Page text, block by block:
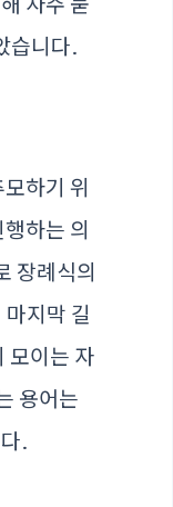
습니다.
하기 위
하는 의
장례식의
지막 길
모이는 자
용어는
.